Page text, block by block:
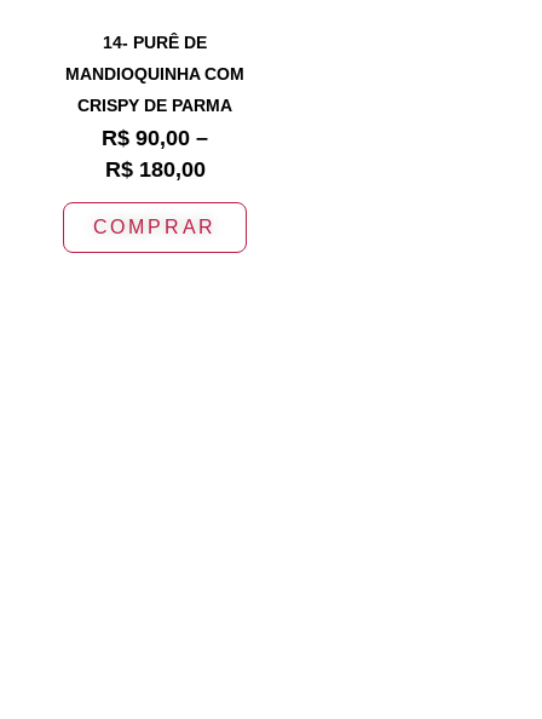
14- PURÊ DE
MANDIOQUINHA COM
CRISPY DE PARMA
R$ 90,00 –
R$180,00
COMPRAR